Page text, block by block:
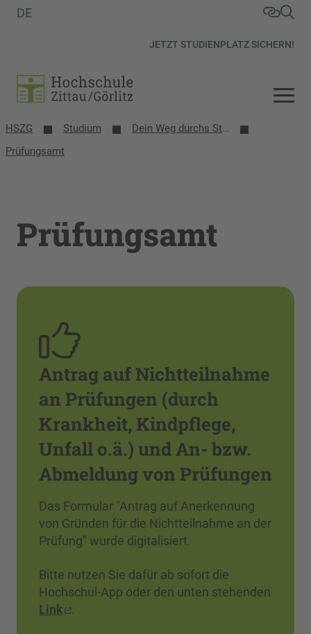
JETZT STUDIENPLATZ SICHERN!
DE
HSZG Studium
Dein Weg durchs Studium
Prüfungsamt
Prüfungsamt
Antrag auf Nichtteilnahme
an Prüfungen (durch
Krankheit, Kindpflege,
Unfall o.ä.) und An- bzw.
Abmeldung von Prüfungen
Das Formular "Antrag auf Anerkennung
von Gründen für die Nichtteilnahme an der
Prüfung" wurde digitalisiert.
Bitte nutzen Sie dafür ab sofort die
Hochschul-App oder den unten stehenden
Link
.